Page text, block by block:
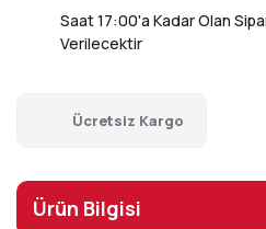
Saat 17:00'a Kadar Olan
Verilecektir
Ücretsiz Kargo
Ürün Bilgisi